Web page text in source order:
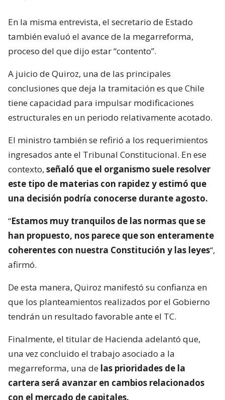
En la misma entrevista, el secretario de Estado
también evaluó el avance de la megarreforma,
proceso del que dijo estar “contento”.
A juicio de Quiroz, una de las principales
conclusiones que deja la tramitación es que Chile
tiene capacidad para impulsar modificaciones
estructurales en un periodo relativamente acotado.
El ministro también se refirió a los requerimientos
ingresados ante el Tribunal Constitucional. En ese
contexto, señaló que el organismo suele resolver
este tipo de materias con rapidez y estimó que
una decisión podría conocerse durante agosto.
“Estamos muy tranquilos de las normas que se
han propuesto, nos parece que son enteramente
coherentes con nuestra Constitución y las leyes“,
afirmó.
De esta manera, Quiroz manifestó su confianza en
que los planteamientos realizados por el Gobierno
tendrán un resultado favorable ante el TC.
Finalmente, el titular de Hacienda adelantó que,
una vez concluido el trabajo asociado a la
megarreforma, una de las prioridades de la
cartera será avanzar en cambios relacionados
con el mercado de capitales.